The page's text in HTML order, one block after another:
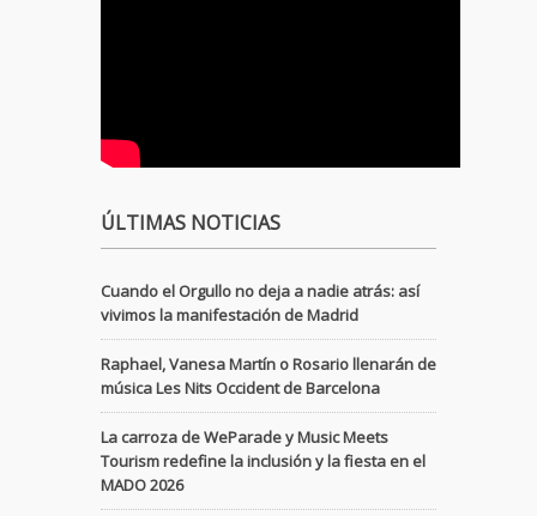
ÚLTIMAS NOTICIAS
Cuando el Orgullo no deja a nadie atrás: así
vivimos la manifestación de Madrid
Raphael, Vanesa Martín o Rosario llenarán de
música Les Nits Occident de Barcelona
La carroza de WeParade y Music Meets
Tourism redefine la inclusión y la fiesta en el
MADO 2026